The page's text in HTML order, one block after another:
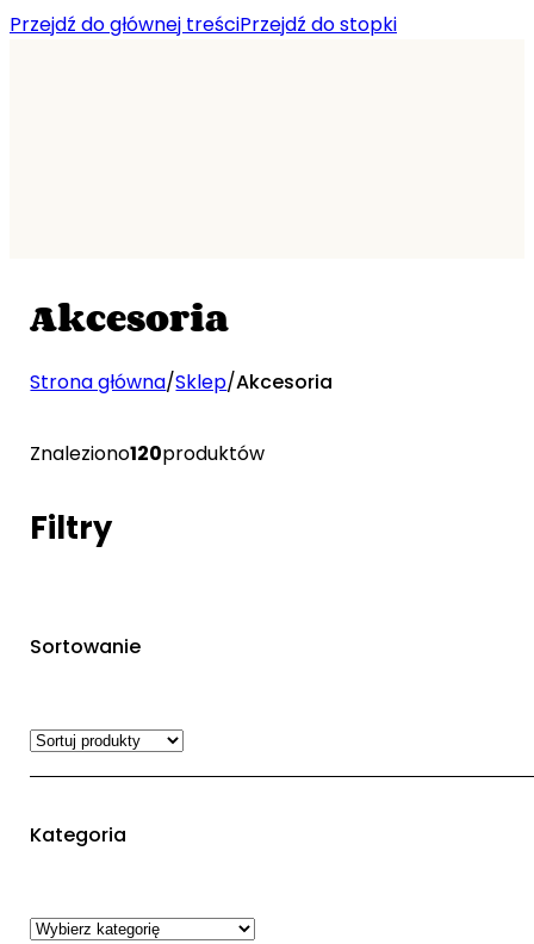
Przejdź do głównej treściPrzejdź do stopki
Akcesoria
Strona główna/Sklep/Akcesoria
Znaleziono120produktów
Filtry
Sortowanie
Kategoria